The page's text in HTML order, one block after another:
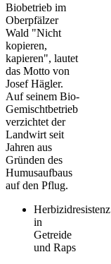
Biobetrieb im
Oberpfälzer
Wald "Nicht
kopieren,
kapieren", lautet
das Motto von
Josef Hägler.
Auf seinem Bio-
Gemischtbetrieb
verzichtet der
Landwirt seit
Jahren aus
Gründen des
Humusaufbaus
auf den Pflug.
Herbizidresistenz
in
Getreide
und Raps